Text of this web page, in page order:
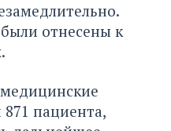
отнесены к
пациента,